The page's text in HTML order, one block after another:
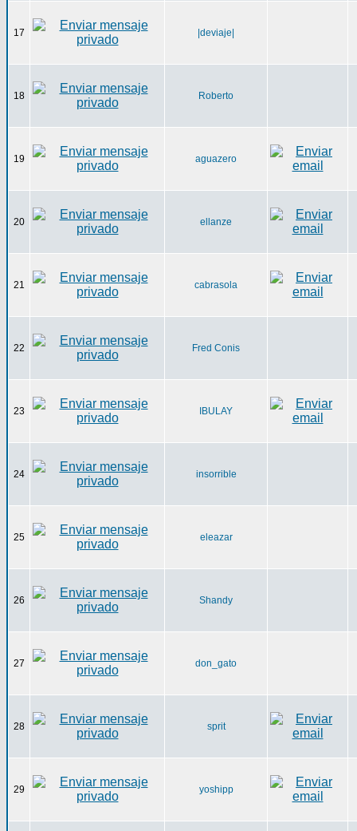
17 |deviaje|
18 Roberto
19 aguazero
20 ellanze
21 cabrasola
22 Fred Conis
23 IBULAY
24 insorrible
25 eleazar
26 Shandy
27 don_gato
28 sprit
29 yoshipp